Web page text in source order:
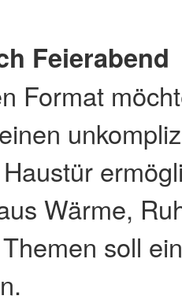
Feierabend
Format
Wärme,
soll